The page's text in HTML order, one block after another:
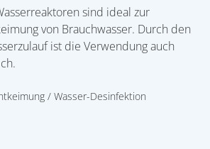
sind ideal zur
von Brauchwasser. Durch den
ist die Verwendung auch
Wasser-Desinfektion